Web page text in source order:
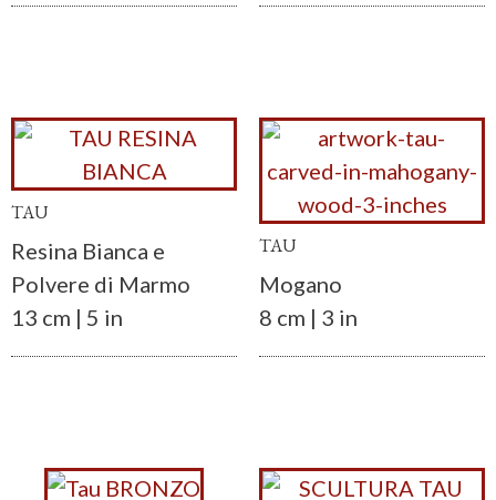
TAU
Resina Bianca e
Polvere di Marmo
13 cm | 5 in
TAU
Mogano
8 cm | 3 in